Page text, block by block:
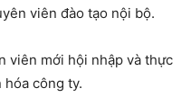
viên đào tạo nội bộ.
viên mới hội nhập và thực
công ty.